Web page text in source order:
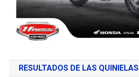
RESULTADOS DE LAS QUINIELAS